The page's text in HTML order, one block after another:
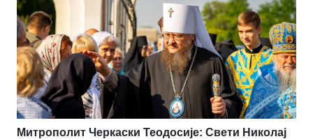
Митрополит Черкаски Теодосије: Свети Николај